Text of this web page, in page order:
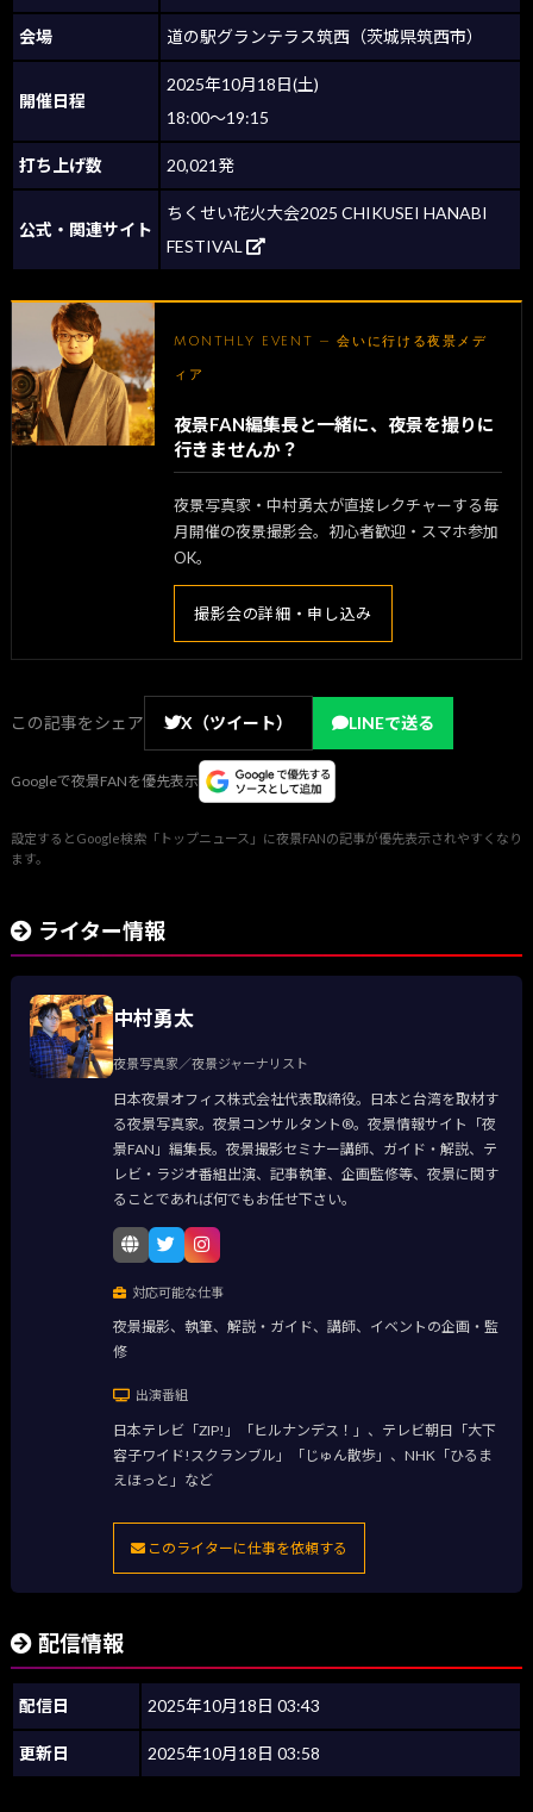
会場 道の駅グランテラス筑西（茨城県筑西市）
開催日程
2025年10月18日(土)
18:00～19:15
打ち上げ数 20,021発
公式・関連サイト
ちくせい花火大会2025 CHIKUSEI HANABI
FESTIVAL
MONTHLY EVENT — 会いに行ける夜景メデ
ィア
夜景FAN編集長と一緒に、夜景を撮りに
行きませんか？
夜景写真家・中村勇太が直接レクチャーする毎
月開催の夜景撮影会。初心者歓迎・スマホ参加
OK。
撮影会の詳細・申し込み
この記事をシェア X（ツイート） LINEで送る
Googleで夜景FANを優先表示
設定するとGoogle検索「トップニュース」に夜景FANの記事が優先表示されやすくなり
ます。
ライター情報
中村勇太
夜景写真家／夜景ジャーナリスト
日本夜景オフィス株式会社代表取締役。日本と台湾を取材す
る夜景写真家。夜景コンサルタント®。夜景情報サイト「夜
景FAN」編集長。夜景撮影セミナー講師、ガイド・解説、テ
レビ・ラジオ番組出演、記事執筆、企画監修等、夜景に関す
ることであれば何でもお任せ下さい。
対応可能な仕事
夜景撮影、執筆、解説・ガイド、講師、イベントの企画・監
修
出演番組
日本テレビ「ZIP!」「ヒルナンデス！」、テレビ朝日「大下
容子ワイド!スクランブル」「じゅん散歩」、NHK「ひるま
えほっと」など
このライターに仕事を依頼する
配信情報
配信日 2025年10月18日 03:43
更新日 2025年10月18日 03:58